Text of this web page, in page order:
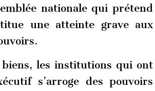
nationale qui prétend
une atteinte grave aux
biens, les institutions qui ont
s’arroge des pouvoirs